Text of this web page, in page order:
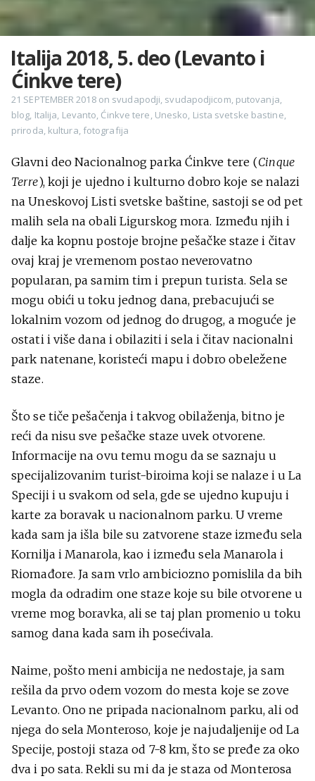
Italija 2018, 5. deo (Levanto i
Ćinkve tere)
21 SEPTEMBER 2018on svudapodji, svudapodjicom, putovanja,
blog, Italija, Levanto, Ćinkve tere, Unesko, Lista svetske bastine,
priroda, kultura, fotografija
Glavni deo Nacionalnog parka Ćinkve tere (Cinque
Terre), koji je ujedno i kulturno dobro koje se nalazi
na Uneskovoj Listi svetske baštine, sastoji se od pet
malih sela na obali Ligurskog mora. Između njih i
dalje ka kopnu postoje brojne pešačke staze i čitav
ovaj kraj je vremenom postao neverovatno
popularan, pa samim tim i prepun turista. Sela se
mogu obići u toku jednog dana, prebacujući se
lokalnim vozom od jednog do drugog, a moguće je
ostati i više dana i obilaziti i sela i čitav nacionalni
park natenane, koristeći mapu i dobro obeležene
staze.
Što se tiče pešačenja i takvog obilaženja, bitno je
reći da nisu sve pešačke staze uvek otvorene.
Informacije na ovu temu mogu da se saznaju u
specijalizovanim turist-biroima koji se nalaze i u La
Speciji i u svakom od sela, gde se ujedno kupuju i
karte za boravak u nacionalnom parku. U vreme
kada sam ja išla bile su zatvorene staze između sela
Kornilja i Manarola, kao i između sela Manarola i
Riomađore. Ja sam vrlo ambiciozno pomislila da bih
mogla da odradim one staze koje su bile otvorene u
vreme mog boravka, ali se taj plan promenio u toku
samog dana kada sam ih posećivala.
Naime, pošto meni ambicija ne nedostaje, ja sam
rešila da prvo odem vozom do mesta koje se zove
Levanto. Ono ne pripada nacionalnom parku, ali od
njega do sela Monteroso, koje je najudaljenije od La
Specije, postoji staza od 7-8 km, što se pređe za oko
dva i po sata. Rekli su mi da je staza od Monterosa